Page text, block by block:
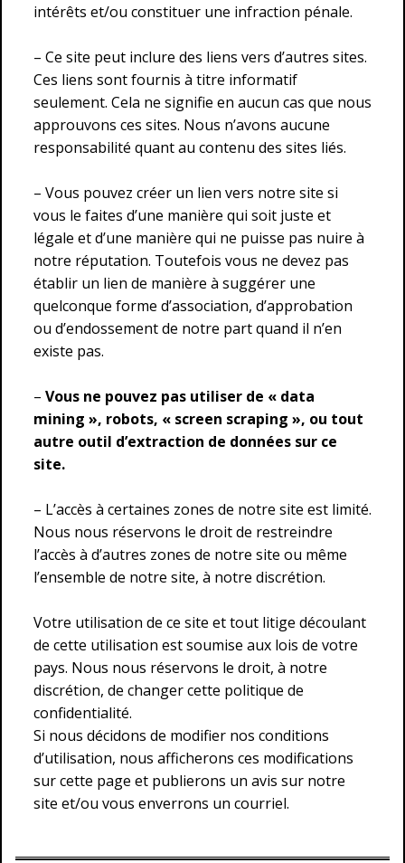
intérêts et/ou constituer une infraction pénale.
– Ce site peut inclure des liens vers d’autres sites.
Ces liens sont fournis à titre informatif
seulement. Cela ne signifie en aucun cas que nous
approuvons ces sites. Nous n’avons aucune
responsabilité quant au contenu des sites liés.
– Vous pouvez créer un lien vers notre site si
vous le faites d’une manière qui soit juste et
légale et d’une manière qui ne puisse pas nuire à
notre réputation. Toutefois vous ne devez pas
établir un lien de manière à suggérer une
quelconque forme d’association, d’approbation
ou d’endossement de notre part quand il n’en
existe pas.
– Vous ne pouvez pas utiliser de « data
mining », robots, « screen scraping », ou tout
autre outil d’extraction de données sur ce
site.
– L’accès à certaines zones de notre site est limité.
Nous nous réservons le droit de restreindre
l’accès à d’autres zones de notre site ou même
l’ensemble de notre site, à notre discrétion.
Votre utilisation de ce site et tout litige découlant
de cette utilisation est soumise aux lois de votre
pays. Nous nous réservons le droit, à notre
discrétion, de changer cette politique de
confidentialité.
Si nous décidons de modifier nos conditions
d’utilisation, nous afficherons ces modifications
sur cette page et publierons un avis sur notre
site et/ou vous enverrons un courriel.